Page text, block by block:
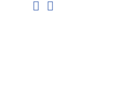
FacebookInstagram